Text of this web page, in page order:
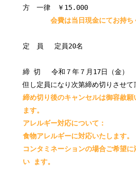
方 一律 ￥15.000
会費は当日現金にてお持ち
定 員 定員20名
締 切 令和７年７月17日（金）
但し定員になり次第締め切りさせて
締め切り後のキャンセルは御容赦願
ます。
アレルギー対応について：
食物アレルギーに対応いたします。
コンタミネーションの場合ご希望
い ます。